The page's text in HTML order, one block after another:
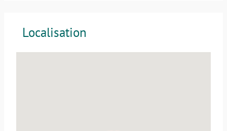
Localisation